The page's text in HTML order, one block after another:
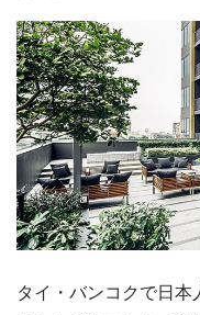
タイ・バンコクで日本